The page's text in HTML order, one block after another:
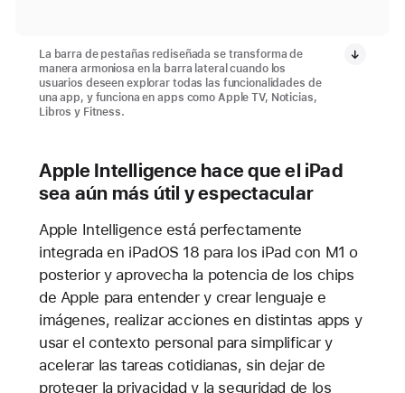
La barra de pestañas rediseñada se transforma de
manera armoniosa en la barra lateral cuando los
usuarios deseen explorar todas las funcionalidades de
una app, y funciona en apps como Apple TV, Noticias,
Libros y Fitness.
Apple Intelligence hace que el iPad
sea aún más útil y espectacular
Apple Intelligence está perfectamente
integrada en iPadOS 18 para los iPad con M1 o
posterior y aprovecha la potencia de los chips
de Apple para entender y crear lenguaje e
imágenes, realizar acciones en distintas apps y
usar el contexto personal para simplificar y
acelerar las tareas cotidianas, sin dejar de
proteger la privacidad y la seguridad de los